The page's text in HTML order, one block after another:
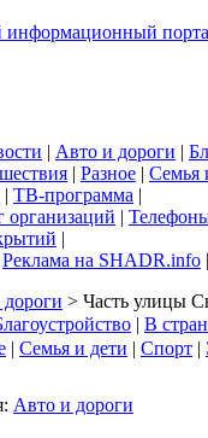
| Авто и дороги |
| Разное | Семья
| ТВ-программа |
организаций |
|
Реклама на SHADR.info |
> Часть улицы
| В
| Семья и дети | Спорт |
Авто и дороги